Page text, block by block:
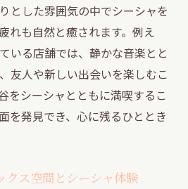
とした雰囲気の中でシーシャを
れも自然と癒されます。例え
いる店舗では、静かな音楽とと
友人や新しい出会いを楽しむこ
をシーシャとともに満喫するこ
を発見でき、心に残るひととき
クス空間とシーシャ体験